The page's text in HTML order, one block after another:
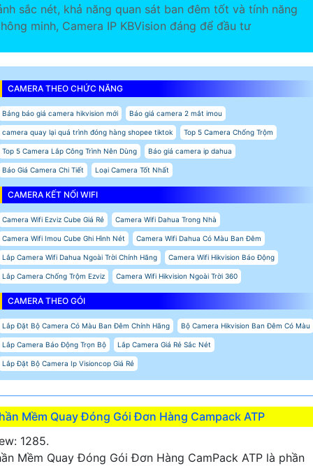
sắc nét, khả năng quan sát ban đêm tốt và tính năng
minh, Camera IP KBVision đáng để đầu tư
CAMERA THEO CHỨC NĂNG
Bảng báo giá camera hikvision mới Báo giá camera 2 mắt imou
camera quay lại quá trình đóng hàng shopee tiktok Top 5 Camera Chống Trộm
Top 5 Camera Lắp Công Trình Nên Dùng Báo giá camera ip dahua
Báo Giá Camera Chi Tiết Loại Camera Tốt Nhất
CAMERA KẾT NỐI WIFI
Camera Wifi Ezviz Cube Giá Rẻ Camera Wifi Dahua Trong Nhà
Camera Wifi Imou Cube Ghi Hình Nét Camera Wifi Dahua Có Màu Ban Đêm
Lắp Camera Wifi Dahua Ngoài Trời Chính Hãng Camera Wifi Hikvision Báo Động
Lắp Camera Chống Trộm Ezviz Camera Wifi Hikvision Ngoài Trời 360
CAMERA THEO GÓI
Lắp Đặt Bộ Camera Có Màu Ban Đêm Chính Hãng Bộ Camera Hikvision Ban Đêm Có Màu
Lắp Camera Báo Động Trọn Bộ Lắp Camera Giá Rẻ Sắc Nét
Lắp Đặt Bộ Camera Ip Visioncop Giá Rẻ
Mềm Quay Đóng Gói Đơn Hàng Campack ATP
1285.
Mềm Quay Đóng Gói Đơn Hàng CamPack ATP là phần